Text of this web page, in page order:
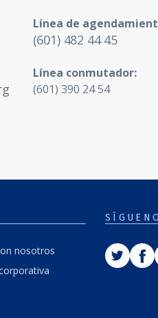
Línea de
(601) 482 44 45
Línea conmutador:
(601) 390 24 54
nosotros